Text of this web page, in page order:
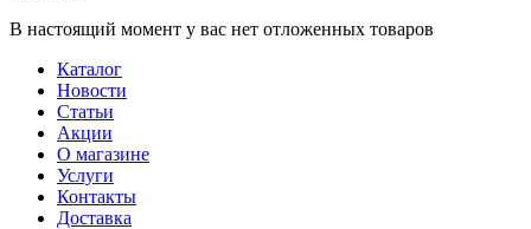
В настоящий момент у вас нет отложенных товаров
Каталог
Новости
Статьи
Акции
О магазине
Услуги
Контакты
Доставка